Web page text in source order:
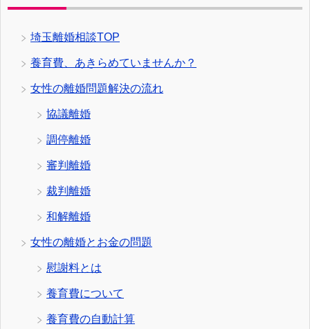
埼玉離婚相談TOP
養育費、あきらめていませんか？
女性の離婚問題解決の流れ
協議離婚
調停離婚
審判離婚
裁判離婚
和解離婚
女性の離婚とお金の問題
慰謝料とは
養育費について
養育費の自動計算